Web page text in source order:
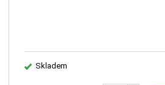
Skladem